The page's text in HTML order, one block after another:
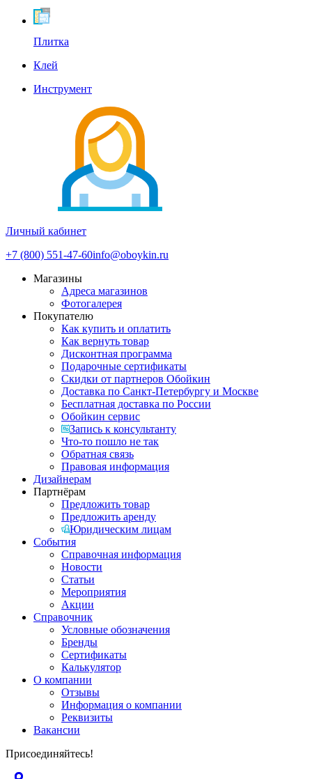
Плитка
Клей
Инструмент
Личный кабинет
+7 (800) 551-47-60info@oboykin.ru
Магазины
Адреса магазинов
Фотогалерея
Покупателю
Как купить и оплатить
Как вернуть товар
Дисконтная программа
Подарочные сертификаты
Скидки от партнеров Обойкин
Доставка по Санкт-Петербургу и Москве
Бесплатная доставка по России
Обойкин сервис
Запись к консультанту
Что-то пошло не так
Обратная связь
Правовая информация
Дизайнерам
Партнёрам
Предложить товар
Предложить аренду
Юридическим лицам
События
Справочная информация
Новости
Статьи
Мероприятия
Акции
Справочник
Условные обозначения
Бренды
Сертификаты
Калькулятор
О компании
Отзывы
Информация о компании
Реквизиты
Вакансии
Присоединяйтесь!